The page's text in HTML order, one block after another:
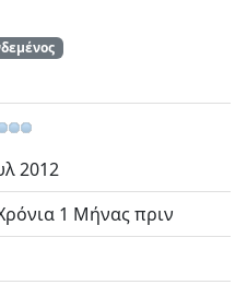
2012
1 Μήνας πριν